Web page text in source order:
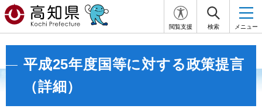
閲覧支援 検索 メニュー
平成25年度国等に対する政策提言
（詳細）